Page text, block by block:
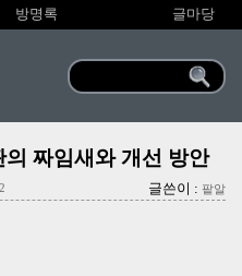
방명록 글마당
짜임새와 개선 방안
글쓴이 : 팥알